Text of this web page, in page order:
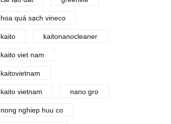
hoa quả sạch vineco
kaito kaitonanocleaner
kaito viet nam
kaitovietnam
kaito vietnam nano gro
nong nghiep huu co